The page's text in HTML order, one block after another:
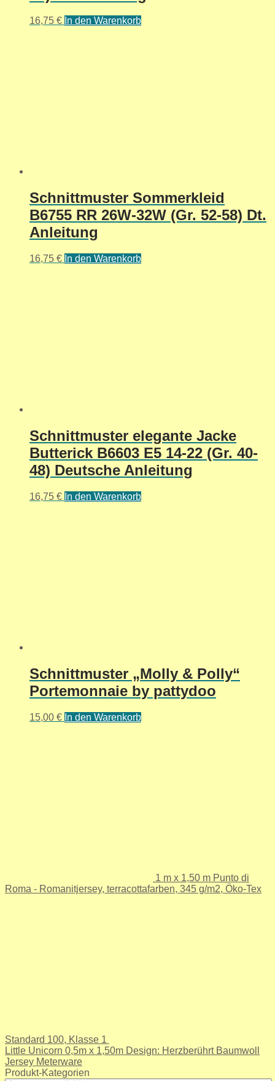
16,75 € In den Warenkorb
Schnittmuster Sommerkleid
B6755 RR 26W-32W (Gr. 52-58) Dt.
Anleitung
16,75 € In den Warenkorb
Schnittmuster elegante Jacke
Butterick B6603 E5 14-22 (Gr. 40-
48) Deutsche Anleitung
16,75 € In den Warenkorb
Schnittmuster „Molly & Polly“
Portemonnaie by pattydoo
15,00 € In den Warenkorb
1 m x 1,50 m Punto di
Roma - Romanitjersey, terracottafarben, 345 g/m2, Öko-Tex
Standard 100, Klasse 1
Little Unicorn 0,5m x 1,50m Design: Herzberührt Baumwoll
Jersey Meterware
Produkt-Kategorien